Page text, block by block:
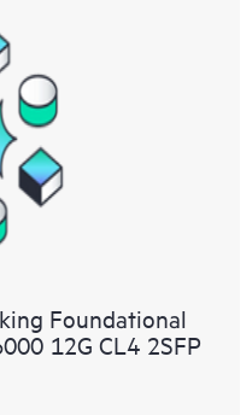
Foundational
12G CL4 2SFP